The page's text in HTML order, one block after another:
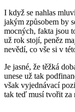
I když se nahlas
jakým způsobem by
mocných, fakta jsou
už rok stojí, peněz
nevědí, co vše si v
Je jasné, že těžká
unese už tak
však vyjednávací
tak teď musí tvořit za